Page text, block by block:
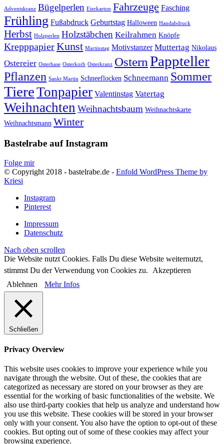
Adventskranz Bügelperlen Eierkarton Fahrzeuge Fasching
Frühling Fußabdruck Geburtstag Halloween Handabdruck
Herbst Holzperlen Holzstäbchen Keilrahmen Knöpfe
KrepppapierKunst Martinstag Motivstanzer Muttertag Nikolaus
Ostereier Osterhase Osterkorb Osterkranz Ostern Pappteller
Pflanzen Sankt Martin Schneeflocken Schneemann Sommer
TiereTonpapier Valentinstag Vatertag
Weihnachten Weihnachtsbaum Weihnachtskarte
Weihnachtsmann Winter
Bastelrabe auf Instagram
Folge mir
© Copyright 2018 - bastelrabe.de - Enfold WordPress Theme by
Kriesi
Instagram
Pinterest
Impressum
Datenschutz
Nach oben scrollen
Die Website nutzt Cookies. Falls Du diese Website weiternutzt,
stimmst Du der Verwendung von Cookies zu.
Akzeptieren
Ablehnen
Mehr Infos
Schließen
Privacy Overview
This website uses cookies to improve your experience while you
navigate through the website. Out of these, the cookies that are
categorized as necessary are stored on your browser as they are
essential for the working of basic functionalities of the website. We
also use third-party cookies that help us analyze and understand how
you use this website. These cookies will be stored in your browser
only with your consent. You also have the option to opt-out of these
cookies. But opting out of some of these cookies may affect your
browsing experience.